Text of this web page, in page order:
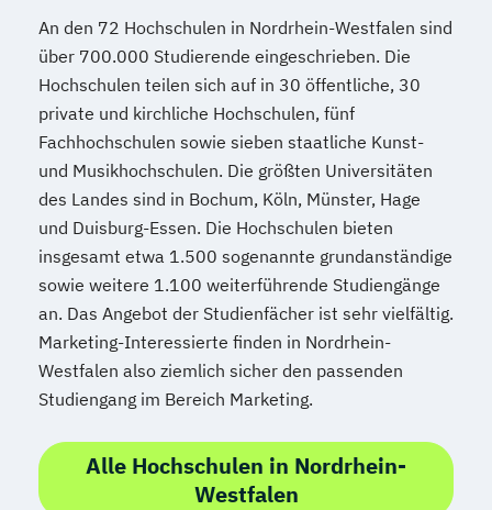
An den 72 Hochschulen in Nordrhein-Westfalen sind
über 700.000 Studierende eingeschrieben. Die
Hochschulen teilen sich auf in 30 öffentliche, 30
private und kirchliche Hochschulen, fünf
Fachhochschulen sowie sieben staatliche Kunst-
und Musikhochschulen. Die größten Universitäten
des Landes sind in Bochum, Köln, Münster, Hage
und Duisburg-Essen. Die Hochschulen bieten
insgesamt etwa 1.500 sogenannte grundanständige
sowie weitere 1.100 weiterführende Studiengänge
an. Das Angebot der Studienfächer ist sehr vielfältig.
Marketing-Interessierte finden in Nordrhein-
Westfalen also ziemlich sicher den passenden
Studiengang im Bereich Marketing.
Alle Hochschulen in Nordrhein-
Westfalen